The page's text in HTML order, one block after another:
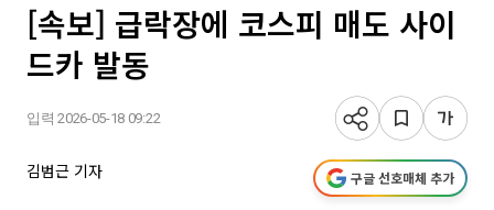
[속보] 급락장에 코스피 매도 사이
드카 발동
입력 2026-05-18 09:22
김범근 기자 구글 선호매체 추가